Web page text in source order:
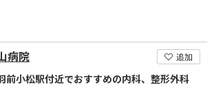
病院 追加
前小松駅付近でおすすめの内科、整形外科